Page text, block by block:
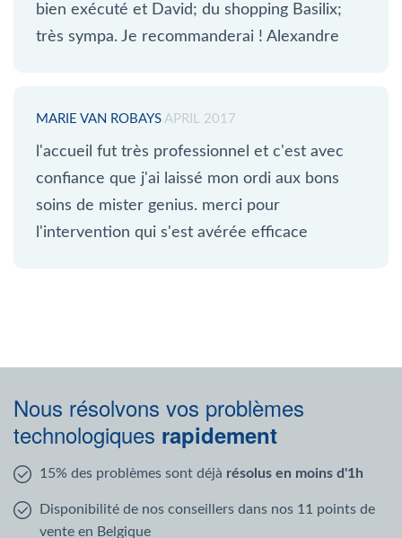
bien exécuté et David; du shopping Basilix;
très sympa. Je recommanderai ! Alexandre
MARIE VAN ROBAYS APRIL 2017
l'accueil fut très professionnel et c'est avec
confiance que j'ai laissé mon ordi aux bons
soins de mister genius. merci pour
l'intervention qui s'est avérée efficace
Nous résolvons vos problèmes
technologiques rapidement
15% des problèmes sont déjà résolus en moins d'1h
Disponibilité de nos conseillers dans nos 11 points de
vente en Belgique